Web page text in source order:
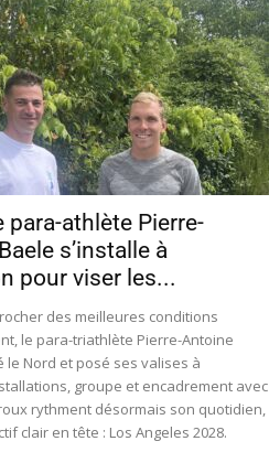
para-athlète Pierre-
s’installe à
pour viser les...
des meilleures conditions
le para-triathlète Pierre-Antoine
le Nord et posé ses valises à
groupe et encadrement avec
rythment désormais son quotidien,
clair en tête : Los Angeles 2028.